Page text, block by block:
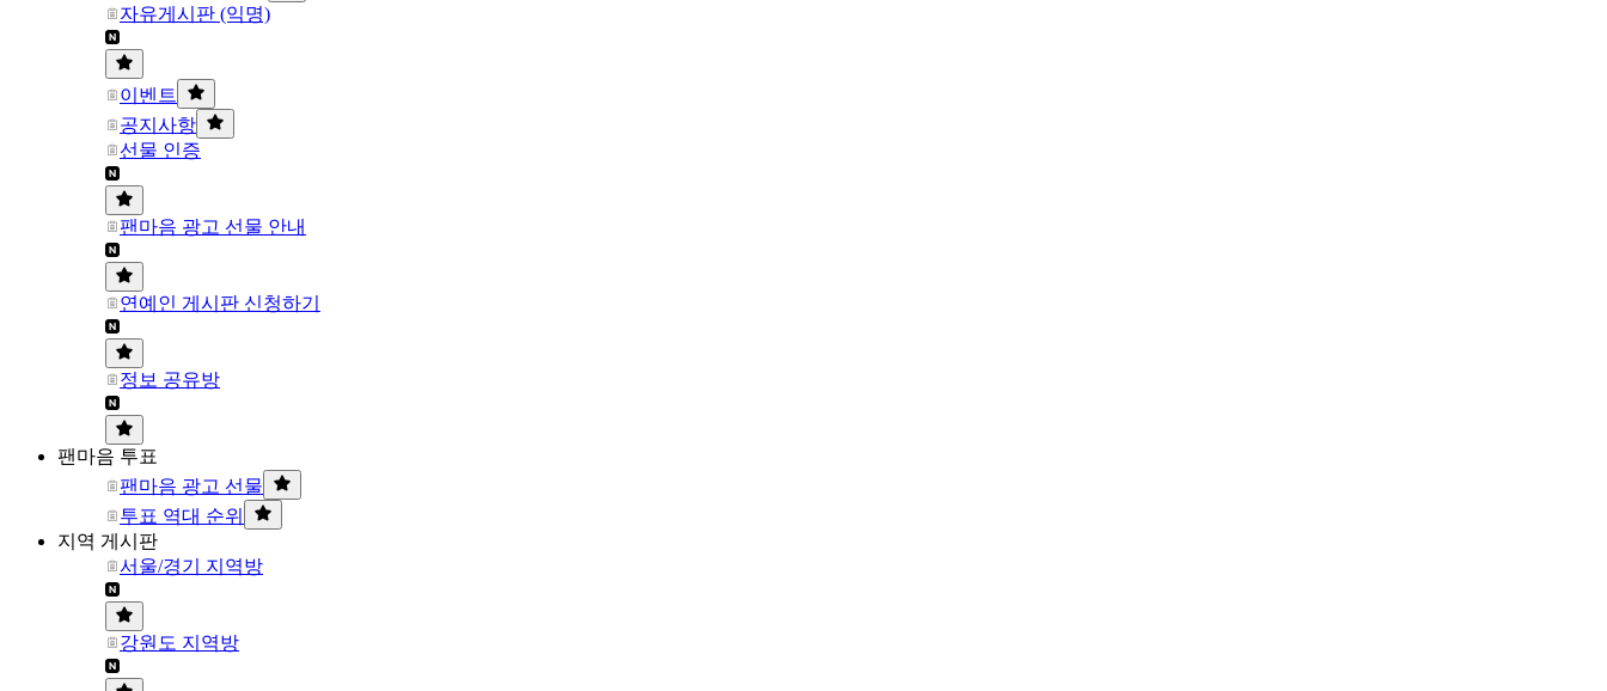
자유게시판 (익명)
이벤트
공지사항
선물 인증
팬마음 광고 선물 안내
연예인 게시판 신청하기
정보 공유방
팬마음 투표
팬마음 광고 선물
투표 역대 순위
지역 게시판
서울/경기 지역방
강원도 지역방